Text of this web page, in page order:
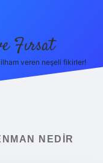
Fırsat
ilham veren neşeli fikirler!
NEDIR